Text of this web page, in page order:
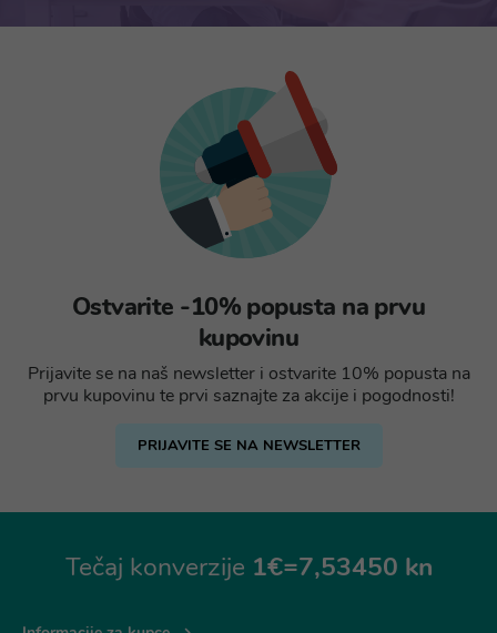
Ostvarite -10% popusta na prvu
kupovinu
Prijavite se na naš newsletter i ostvarite 10% popusta na
prvu kupovinu te prvi saznajte za akcije i pogodnosti!
PRIJAVITE SE NA NEWSLETTER
Tečaj konverzije 1€=7,53450 kn